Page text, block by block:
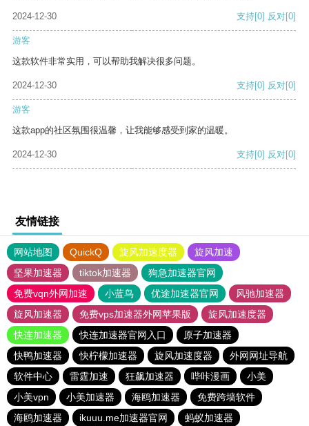
2024-12-30 支持[0] 反对[0]
游客
这款软件非常实用，可以帮助我解决很多问题。
2024-12-30 支持[0] 反对[0]
游客
这款app的社区氛围很温馨，让我能够感受到家的温暖。
2024-12-30 支持[0] 反对[0]
友情链接
网站地图 QuickQ 旋风加速度器
旋风加速
坚果加速器
tiktok加速器
狗急加速器官网
免费vqn外网加速
小蓝鸟 优途加速器官网
风驰加速器
旋风加速器
免费vps加速器外网苹果版
旋风加速度器
快连加速器
快连加速器官网入口
原子加速器
快鸭加速器
快柠檬加速器 旋风加速度器
外网网址导航
软件中心
雷霆加速 狂飙加速器 哔咔漫画
小美
小美vpn
小美加速器 海鸥加速器
免费跨墙软件
海鸥加速器
ikuuu.me加速器官网 蚂蚁加速器